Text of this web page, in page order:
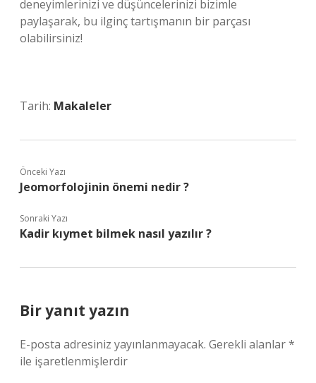
deneyimlerinizi ve düşüncelerinizi bizimle
paylaşarak, bu ilginç tartışmanın bir parçası
olabilirsiniz!
Tarih: Makaleler
Önceki Yazı
Jeomorfolojinin önemi nedir ?
Sonraki Yazı
Kadir kıymet bilmek nasıl yazılır ?
Bir yanıt yazın
E-posta adresiniz yayınlanmayacak. Gerekli alanlar*
ile işaretlenmişlerdir